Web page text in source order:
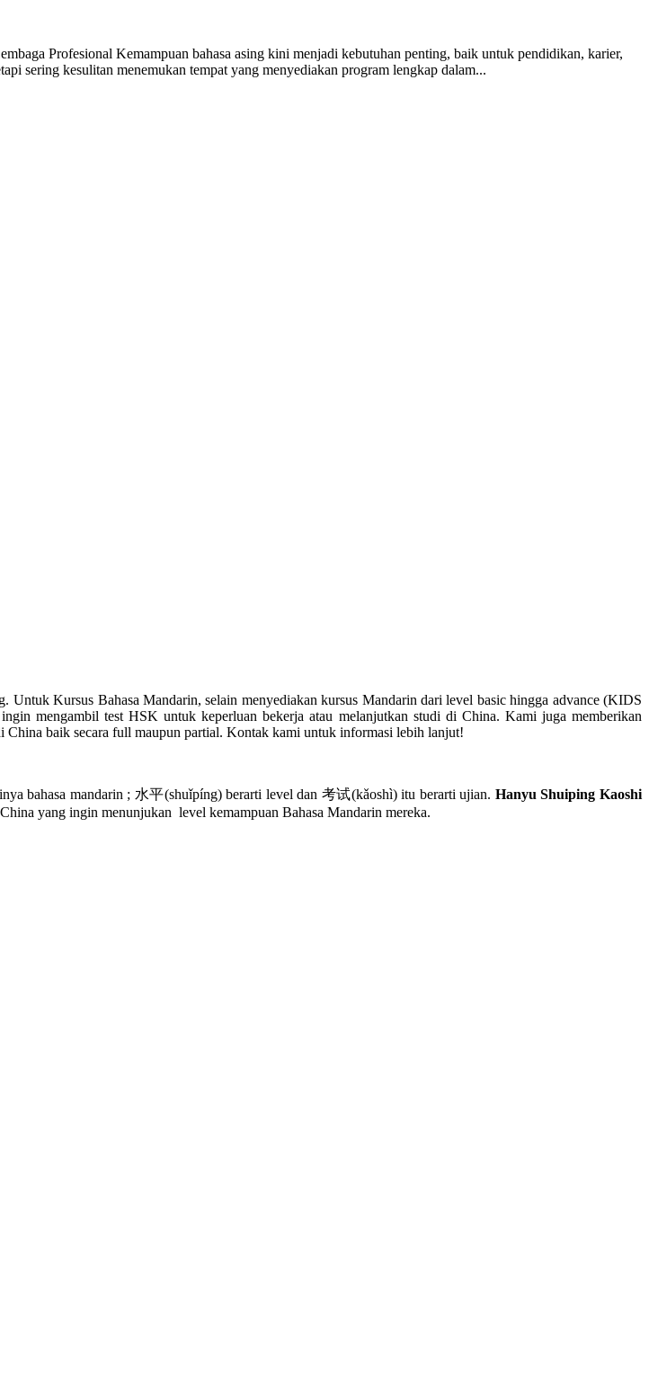
Profesional Kemampuan bahasa asing kini menjadi kebutuhan penting, baik untuk pendidikan, karier,
sering kesulitan menemukan tempat yang menyediakan program lengkap dalam...
Untuk Kursus Bahasa Mandarin, selain menyediakan kursus Mandarin dari level basic hingga advance (KIDS
mengambil test HSK untuk keperluan bekerja atau melanjutkan studi di China. Kami juga memberikan
China baik secara full maupun partial. Kontak kami untuk informasi lebih lanjut!
bahasa mandarin ; 水平(shuǐpíng) berarti level dan 考试(kǎoshì) itu berarti ujian. Hanyu Shuiping Kaoshi
yang ingin menunjukan level kemampuan Bahasa Mandarin mereka.